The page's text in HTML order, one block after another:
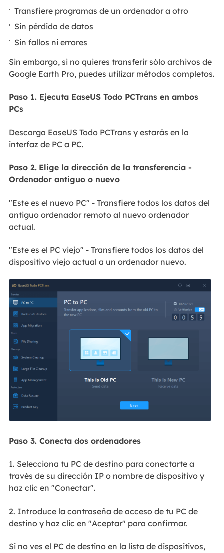
Transfiere programas de un ordenador a otro
Sin pérdida de datos
Sin fallos ni errores
Sin embargo, si no quieres transferir sólo archivos de
Google Earth Pro, puedes utilizar métodos completos.
Paso 1. Ejecuta EaseUS Todo PCTrans en ambos
PCs
Descarga EaseUS Todo PCTrans y estarás en la
interfaz de PC a PC.
Paso 2. Elige la dirección de la transferencia -
Ordenador antiguo o nuevo
"Este es el nuevo PC" - Transfiere todos los datos del
antiguo ordenador remoto al nuevo ordenador
actual.
"Este es el PC viejo" - Transfiere todos los datos del
dispositivo viejo actual a un ordenador nuevo.
Paso 3. Conecta dos ordenadores
1. Selecciona tu PC de destino para conectarte a
través de su dirección IP o nombre de dispositivo y
haz clic en "Conectar".
2. Introduce la contraseña de acceso de tu PC de
destino y haz clic en "Aceptar" para confirmar.
Si no ves el PC de destino en la lista de dispositivos,